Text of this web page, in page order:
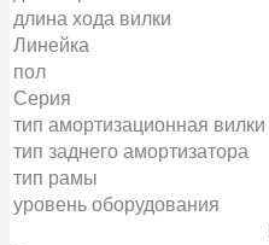
длина хода вилки
Линейка
пол
Серия
тип амортизационная вилки
тип заднего амортизатора
тип рамы
уровень оборудования